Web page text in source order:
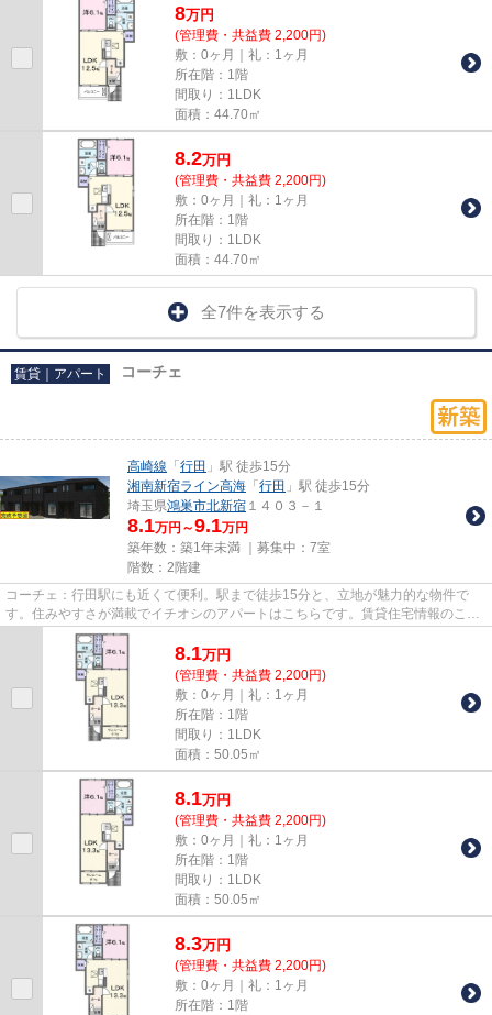
8万円
(管理費・共益費 2,200円)
敷：0ヶ月｜礼：1ヶ月
所在階：1階
間取り：1LDK
面積：44.70㎡
8.2万円
(管理費・共益費 2,200円)
敷：0ヶ月｜礼：1ヶ月
所在階：1階
間取り：1LDK
面積：44.70㎡
全7件を表示する
賃貸｜アパート コーチェ
高崎線 「 行田 」駅 徒歩15分
湘南新宿ライン高海 「 行田 」駅 徒歩15分
埼玉県鴻巣市北新宿 １４０３－１
8.1万円～9.1万円
築年数：築1年未満 ｜募集中： 7室
階数：2階建
コーチェ：行田駅にも近くて便利。駅まで徒歩15分と、立地が魅力的な物件で
す。住みやすさが満載でイチオシのアパートはこちらです。賃貸住宅情報のこと
なら、多種多様な物件を取り扱...
8.1万円
(管理費・共益費 2,200円)
敷：0ヶ月｜礼：1ヶ月
所在階：1階
間取り：1LDK
面積：50.05㎡
8.1万円
(管理費・共益費 2,200円)
敷：0ヶ月｜礼：1ヶ月
所在階：1階
間取り：1LDK
面積：50.05㎡
8.3万円
(管理費・共益費 2,200円)
敷：0ヶ月｜礼：1ヶ月
所在階：1階